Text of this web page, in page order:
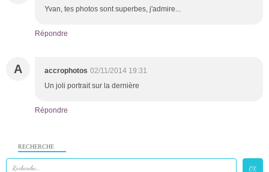
Yvan, tes photos sont superbes, j'admire...
Répondre
A accrophotos 02/11/2014 19:31
Un joli portrait sur la dernière
Répondre
RECHERCHE